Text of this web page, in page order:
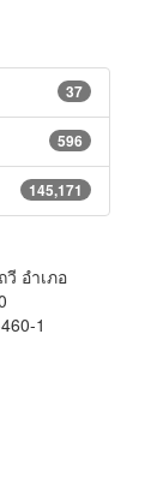
37
596
145,171
อำเภอ
1